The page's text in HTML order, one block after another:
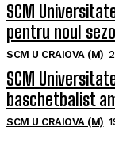
SCM
pentru noul
SCM U CRAIOVA (M)
SCM
baschetbalist
SCM U CRAIOVA (M)